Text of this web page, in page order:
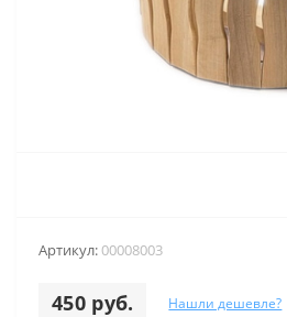
Артикул:00008003
450 руб. Нашли дешевле?